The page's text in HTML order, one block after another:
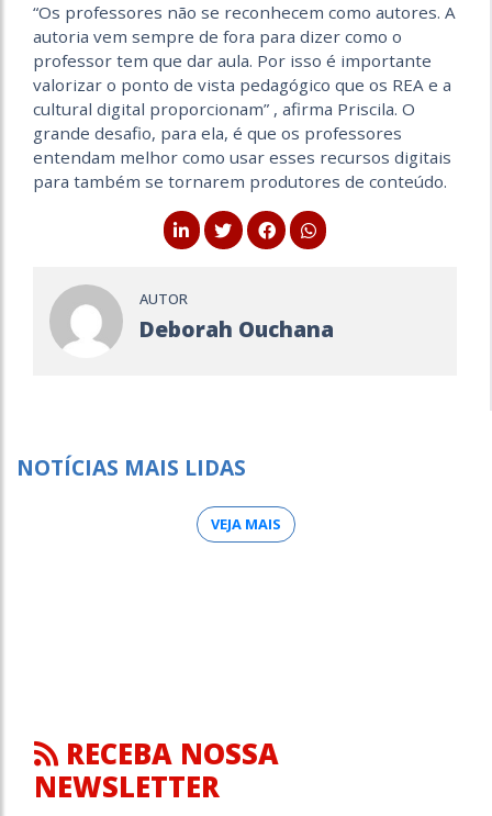
“Os professores não se reconhecem como autores. A
autoria vem sempre de fora para dizer como o
professor tem que dar aula. Por isso é importante
valorizar o ponto de vista pedagógico que os REA e a
cultural digital proporcionam” , afirma Priscila. O
grande desafio, para ela, é que os professores
entendam melhor como usar esses recursos digitais
para também se tornarem produtores de conteúdo.
AUTOR
Deborah Ouchana
NOTÍCIAS MAIS LIDAS
VEJA MAIS
RECEBA NOSSA
NEWSLETTER